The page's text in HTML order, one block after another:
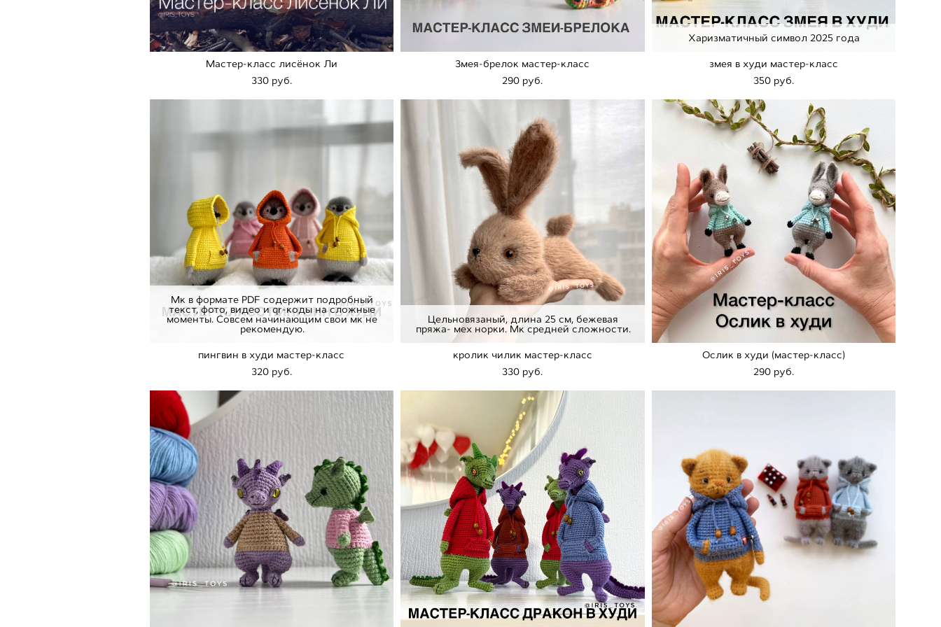
Мастер-класс лисёнок Ли
330 pуб.
Змея-брелок мастер-класс
290 pуб.
Харизматичный символ 2025 года
змея в худи мастер-класс
350 pуб.
Мк в формате PDF содержит подробный
текст, фото, видео и qr-коды на сложные
моменты. Совсем начинающим свои мк не
рекомендую.
пингвин в худи мастер-класс
320 pуб.
Цельновязаный, длина 25 см, бежевая
пряжа- мех норки. Мк средней сложности.
кролик чилик мастер-класс
330 pуб.
Ослик в худи (мастер-класс)
290 pуб.